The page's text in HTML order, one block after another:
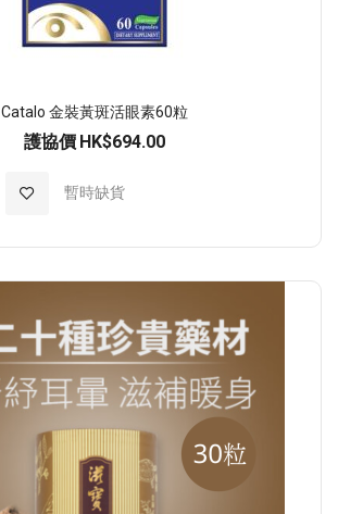
Catalo 金裝黃斑活眼素60粒
護協價 HK$694.00
暫時缺貨
加入至願望清單